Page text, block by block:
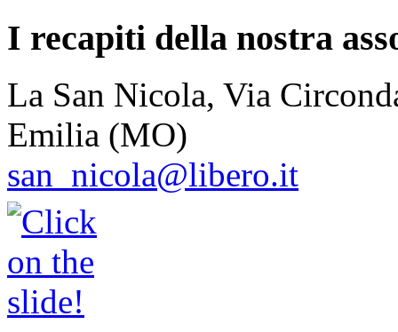
I recapiti della nostra
La San Nicola, Via
Emilia (MO)
san_nicola@libero.it